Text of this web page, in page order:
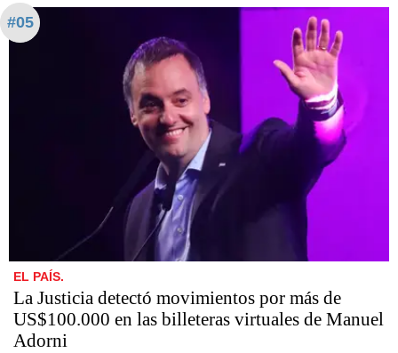
#05
EL PAÍS.
La Justicia detectó movimientos por más de
US$100.000 en las billeteras virtuales de Manuel
Adorni